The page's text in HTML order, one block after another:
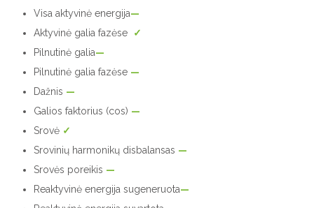
Visa aktyvinė energija—
Aktyvinė galia fazėse
✓
Pilnutinė galia—
Pilnutinė galia fazėse —
Dažnis —
Galios faktorius (cos) —
Srovė ✓
Srovinių harmonikų disbalansas —
Srovės poreikis —
Reaktyvinė energija sugeneruota—